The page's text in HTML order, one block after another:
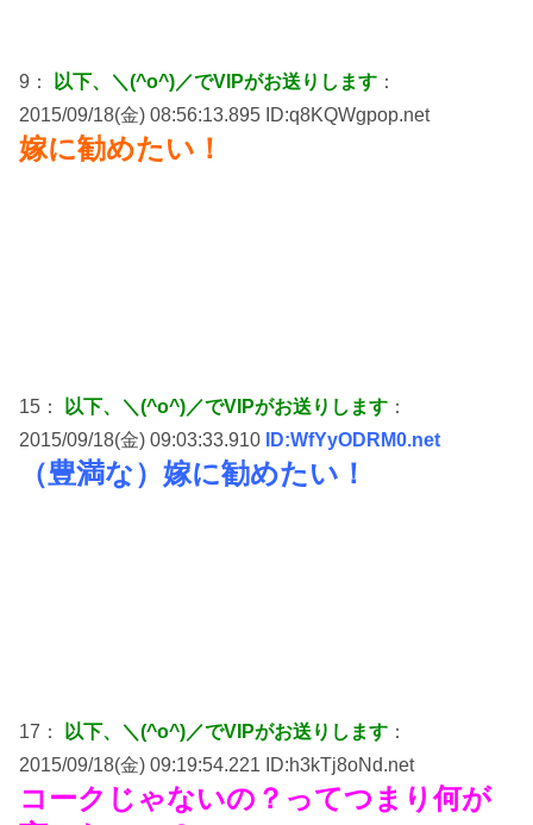
9： 以下、＼(^o^)／でVIPがお送りします ：
2015/09/18(金) 08:56:13.895 ID:q8KQWgpop.net
嫁に勧めたい！
15： 以下、＼(^o^)／でVIPがお送りします ：
2015/09/18(金) 09:03:33.910
ID:WfYyODRM0.net
（豊満な）嫁に勧めたい！
17： 以下、＼(^o^)／でVIPがお送りします ：
2015/09/18(金) 09:19:54.221 ID:h3kTj8oNd.net
コークじゃないの？ってつまり何が